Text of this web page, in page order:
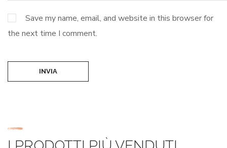
Save my name, email, and website in this browser for
the next time I comment.
INVIA